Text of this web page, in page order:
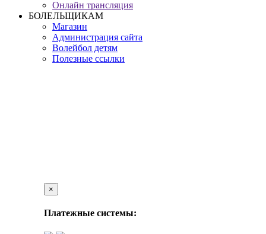
Онлайн трансляция
БОЛЕЛЬЩИКАМ
Магазин
Администрация сайта
Волейбол детям
Полезные ссылки
×
Платежные системы: